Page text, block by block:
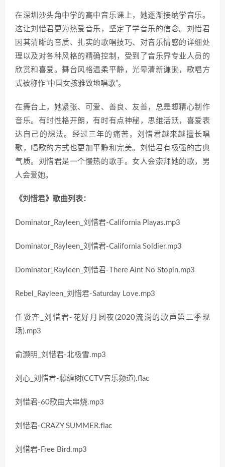
在深圳沙头角中学的高中音乐课上，她逐渐接纳学音乐。
这让刘惜君更为热爱音乐，坚定了学音乐的信念。刘惜君
因其清晰的音质、扎实的歌唱技巧、对音乐情感的详细处
理以及对各种风格的精确控制，受到了音乐界专业人员的
欣赏和喜爱。舞台风格温柔平静，光晕清新谦逊，歌唱方
式被称作“中国女孩雅致地唱歌”。
在舞台上，她紧张、可爱、善良、友善，总是想精心制作
音乐。有时性格开朗，有时有点神秘，思维活跃，喜爱表
达自己的想法。经过三年的痛苦，刘惜君越来越擅长唱
歌，唱歌的方式也更加平静和完美。刘惜君有极强的古典
气质。刘惜君是一个慢热的歌手。女人会崇拜她的歌，男
人会爱她。
《刘惜君》歌曲列表：
Dominator_Rayleen_刘惜君-California Playas.mp3
Dominator_Rayleen_刘惜君-California Soldier.mp3
Dominator_Rayleen_刘惜君-There Aint No Stopin.mp3
Rebel_Rayleen_刘惜君-Saturday Love.mp3
任贤齐_刘惜君-花好月圆夜(2020流淌的歌声第二季现
场).mp3
俞灏明_刘惜君-北极雪.mp3
刘心_刘惜君-藤缠树(CCTV音乐频道).flac
刘惜君-60歌曲大串烧.mp3
刘惜君-CRAZY SUMMER.flac
刘惜君-Free Bird.mp3